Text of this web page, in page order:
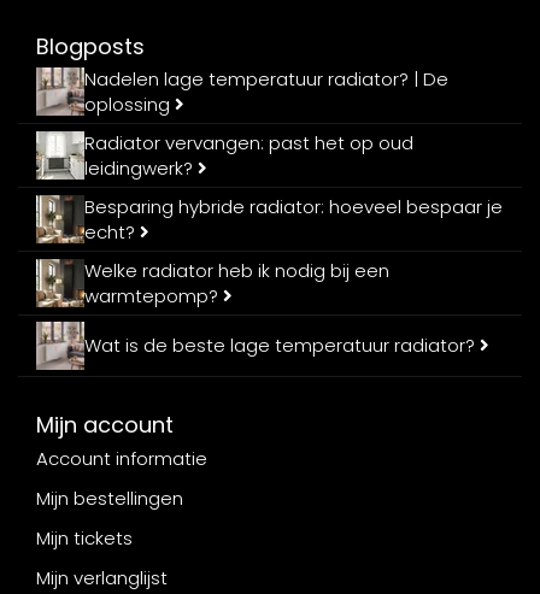
Blogposts
Nadelen lage temperatuur radiator? | De
oplossing
Radiator vervangen: past het op oud
leidingwerk?
Besparing hybride radiator: hoeveel bespaar je
echt?
Welke radiator heb ik nodig bij een
warmtepomp?
Wat is de beste lage temperatuur radiator?
Mijn account
Account informatie
Mijn bestellingen
Mijn tickets
Mijn verlanglijst